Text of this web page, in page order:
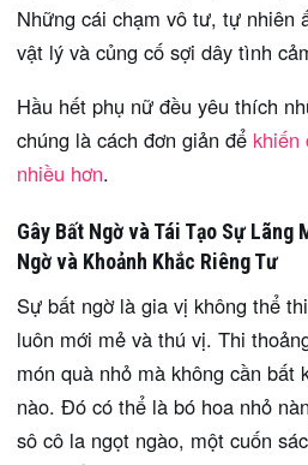
Những cái chạm vô tư, tự nhiên
vật lý và củng cố sợi dây tình
Hầu hết phụ nữ đều yêu thích
chúng là cách đơn giản để khiến
nhiều hơn.
Gây Bất Ngờ và Tái Tạo Sự Lãng
Ngờ và Khoảnh Khắc Riêng Tư
Sự bất ngờ là gia vị không thể
luôn mới mẻ và thú vị. Thi
món quà nhỏ mà không cần bất
nào. Đó có thể là bó hoa nhỏ
sô cô la ngọt ngào, một cuốn